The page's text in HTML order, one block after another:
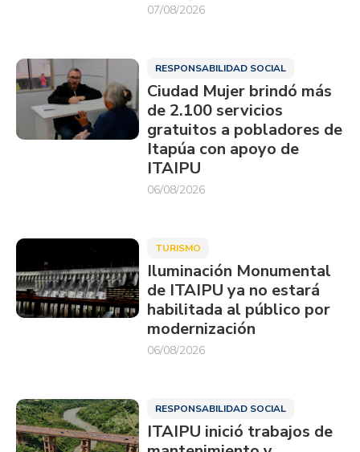
07/08/2026
RESPONSABILIDAD SOCIAL
Ciudad Mujer brindó más
de 2.100 servicios
gratuitos a pobladores de
Itapúa con apoyo de
ITAIPU
06/08/2026
TURISMO
Iluminación Monumental
de ITAIPU ya no estará
habilitada al público por
modernización
06/08/2026
RESPONSABILIDAD SOCIAL
ITAIPU inició trabajos de